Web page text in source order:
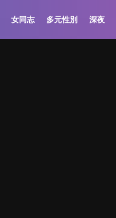
女同志 多元性別 深夜